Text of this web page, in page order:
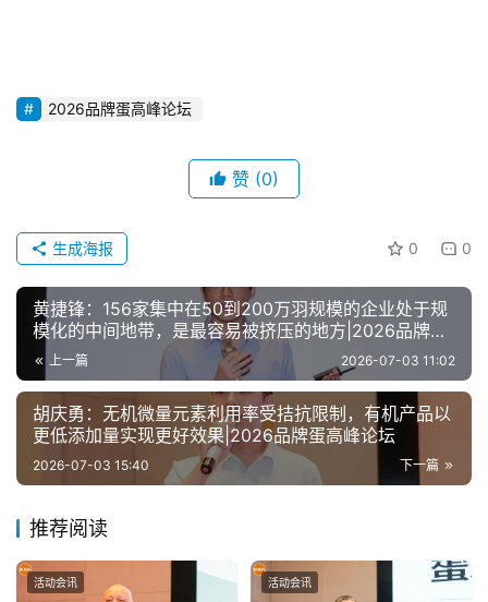
2026品牌蛋高峰论坛
赞 (0)
0 0
生成海报
黄捷锋：156家集中在50到200万羽规模的企业处于规
模化的中间地带，是最容易被挤压的地方|2026品牌蛋
高峰论坛
上一篇 2026-07-03 11:02
胡庆勇：无机微量元素利用率受拮抗限制，有机产品以
更低添加量实现更好效果|2026品牌蛋高峰论坛
下一篇
2026-07-03 15:40
推荐阅读
活动会讯 活动会讯